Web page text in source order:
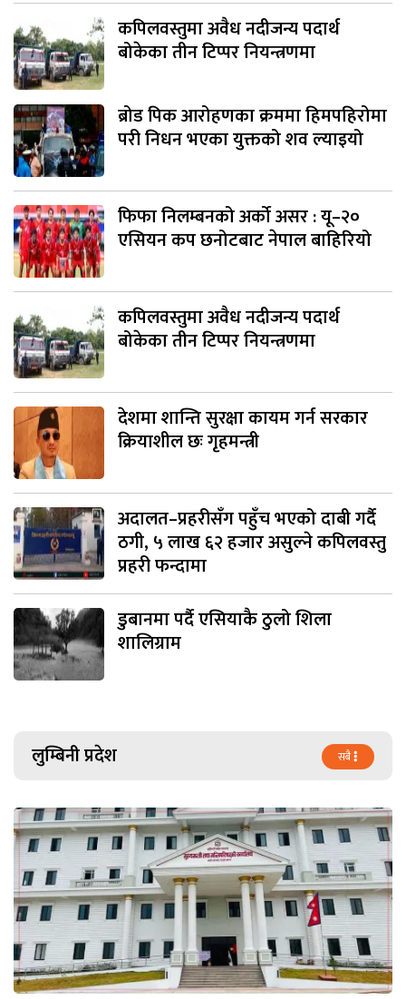
कपिलवस्तुमा अवैध नदीजन्य पदार्थ
बोकेका तीन टिप्पर नियन्त्रणमा
ब्रोड पिक आरोहणका क्रममा हिमपहिरोमा
परी निधन भएका युक्तको शव ल्याइयो
फिफा निलम्बनको अर्को असर : यू–२०
एसियन कप छनोटबाट नेपाल बाहिरियो
कपिलवस्तुमा अवैध नदीजन्य पदार्थ
बोकेका तीन टिप्पर नियन्त्रणमा
देशमा शान्ति सुरक्षा कायम गर्न सरकार
क्रियाशील छः गृहमन्त्री
अदालत–प्रहरीसँग पहुँच भएको दाबी गर्दै
ठगी, ५ लाख ६२ हजार असुल्ने कपिलवस्तु
प्रहरी फन्दामा
डुबानमा पर्दै एसियाकै ठुलो शिला
शालिग्राम
लुम्बिनी प्रदेश सबै